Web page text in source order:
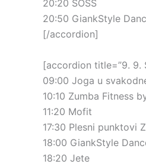
20:20 SOSS
20:50 GiankStyle
[/accordion]
[accordion title=”9. 9.
09:00 Joga u
10:10 Zumba Fitness
11:20 Mofit
17:30 Plesni punktovi
18:00 GiankStyle
18:20 Jete